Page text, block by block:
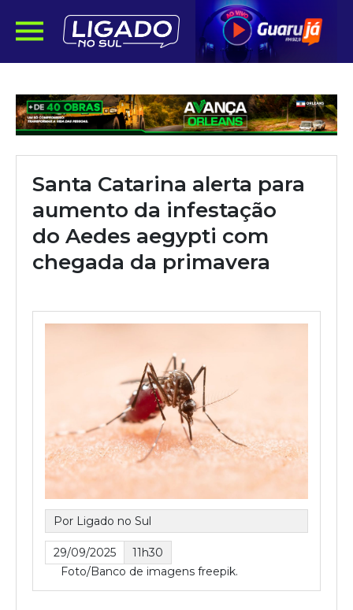
Santa Catarina alerta para
aumento da infestação
do Aedes aegypti com
chegada da primavera
Por Ligado no Sul
29/09/2025
11h30
Foto/Banco de imagens freepik.